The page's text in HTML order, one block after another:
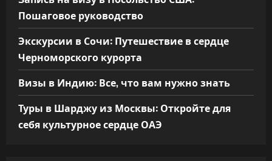
Пошаговое руководство
Экскурсии в Сочи: Путешествие в сердце
Черноморского курорта
Визы в Индию: Все, что вам нужно знать
Туры в Шарджу из Москвы: Откройте для
себя культурное сердце ОАЭ